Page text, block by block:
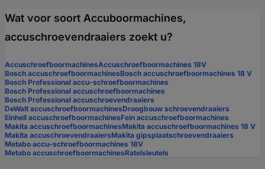
Wat voor soort Accuboormachines,
accuschroevendraaiers zoekt u?
AccuschroefboormachinesAccuschroefboormachines 18V
Bosch accuschroefboormachinesBosch accuschroefboormachines 18 V
Bosch Professional accu-schroefboormachines
Bosch Professional accuschroefboormachines
Bosch Professional accuschroevendraaiers
DeWalt accuschroefboormachinesDroogbouw schroevendraaiers
Einhell accuschroefboormachinesFein accuschroefboormachines
Makita accuschroefboormachinesMakita accuschroefboormachines 18 V
Makita accuschroevendraaiersMakita gipsplaatschroevendraaiers
Metabo accu-schroefboormachines 18V
Metabo accuschroefboormachinesRatelsleutels